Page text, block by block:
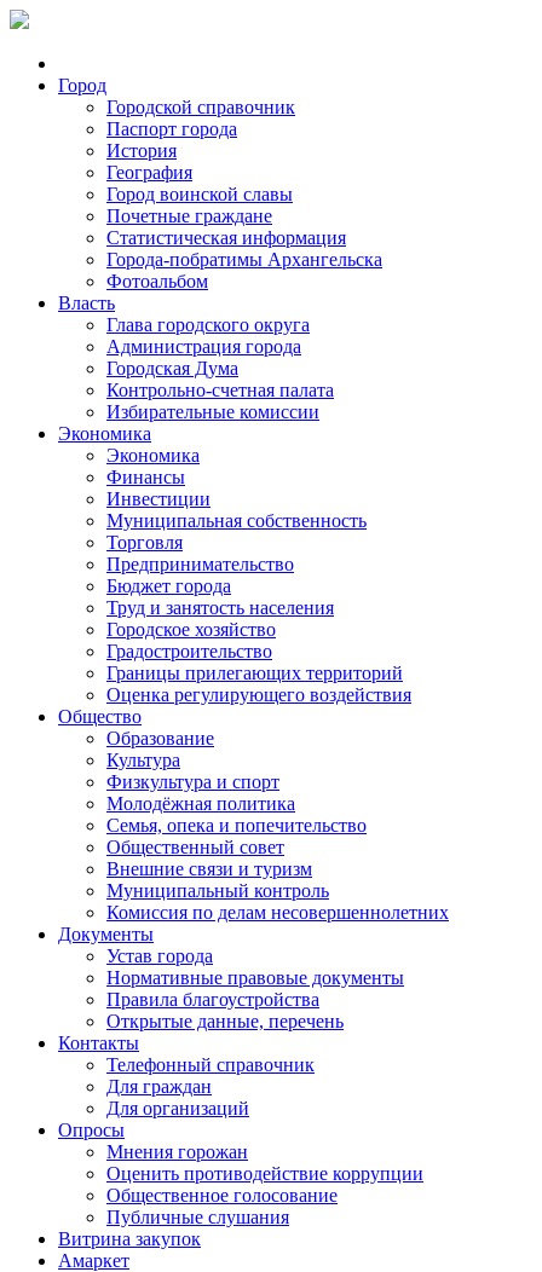
Город
Городской справочник
Паспорт города
История
География
Город воинской славы
Почетные граждане
Статистическая информация
Города-побратимы Архангельска
Фотоальбом
Власть
Глава городского округа
Администрация города
Городская Дума
Контрольно-счетная палата
Избирательные комиссии
Экономика
Экономика
Финансы
Инвестиции
Муниципальная собственность
Торговля
Предпринимательство
Бюджет города
Труд и занятость населения
Городское хозяйство
Градостроительство
Границы прилегающих территорий
Оценка регулирующего воздействия
Общество
Образование
Культура
Физкультура и спорт
Молодёжная политика
Семья, опека и попечительство
Общественный совет
Внешние связи и туризм
Муниципальный контроль
Комиссия по делам несовершеннолетних
Документы
Устав города
Нормативные правовые документы
Правила благоустройства
Открытые данные, перечень
Контакты
Телефонный справочник
Для граждан
Для организаций
Опросы
Мнения горожан
Оценить противодействие коррупции
Общественное голосование
Публичные слушания
Витрина закупок
Амаркет